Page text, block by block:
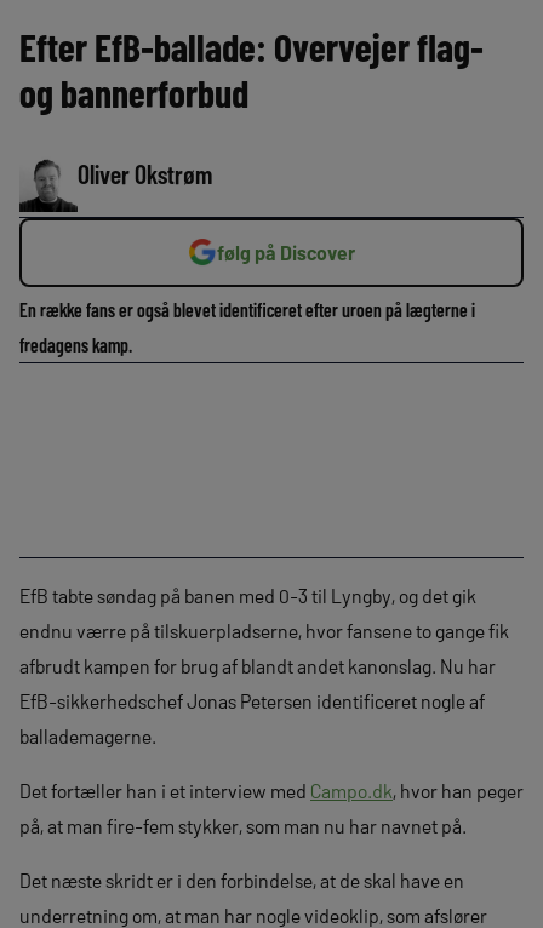
Efter EfB-ballade: Overvejer flag-
og bannerforbud
Oliver Okstrøm
følg på Discover
En række fans er også blevet identificeret efter uroen på lægterne i
fredagens kamp.
EfB tabte søndag på banen med 0-3 til Lyngby, og det gik
endnu værre på tilskuerpladserne, hvor fansene to gange fik
afbrudt kampen for brug af blandt andet kanonslag. Nu har
EfB-sikkerhedschef Jonas Petersen identificeret nogle af
ballademagerne.
Det fortæller han i et interview med Campo.dk, hvor han peger
på, at man fire-fem stykker, som man nu har navnet på.
Det næste skridt er i den forbindelse, at de skal have en
underretning om, at man har nogle videoklip, som afslører